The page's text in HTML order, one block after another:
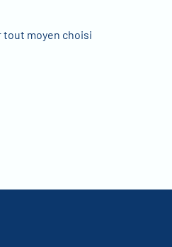
tout moyen choisi